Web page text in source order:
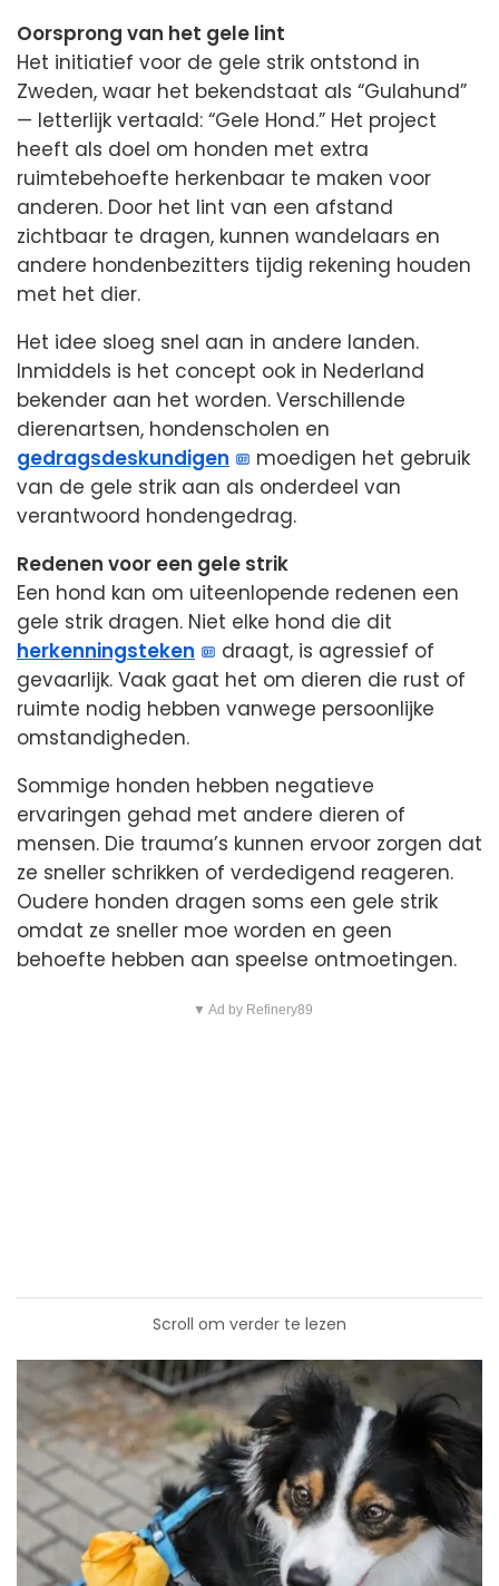
Oorsprong van het gele lint
Het initiatief voor de gele strik ontstond in
Zweden, waar het bekendstaat als “Gulahund”
— letterlijk vertaald: “Gele Hond.” Het project
heeft als doel om honden met extra
ruimtebehoefte herkenbaar te maken voor
anderen. Door het lint van een afstand
zichtbaar te dragen, kunnen wandelaars en
andere hondenbezitters tijdig rekening houden
met het dier.
Het idee sloeg snel aan in andere landen.
Inmiddels is het concept ook in Nederland
bekender aan het worden. Verschillende
dierenartsen, hondenscholen en
gedragsdeskundigen
moedigen het gebruik
van de gele strik aan als onderdeel van
verantwoord hondengedrag.
Redenen voor een gele strik
Een hond kan om uiteenlopende redenen een
gele strik dragen. Niet elke hond die dit
herkenningsteken
draagt, is agressief of
gevaarlijk. Vaak gaat het om dieren die rust of
ruimte nodig hebben vanwege persoonlijke
omstandigheden.
Sommige honden hebben negatieve
ervaringen gehad met andere dieren of
mensen. Die trauma’s kunnen ervoor zorgen dat
ze sneller schrikken of verdedigend reageren.
Oudere honden dragen soms een gele strik
omdat ze sneller moe worden en geen
behoefte hebben aan speelse ontmoetingen.
▼ Ad by Refinery89
Scroll om verder te lezen